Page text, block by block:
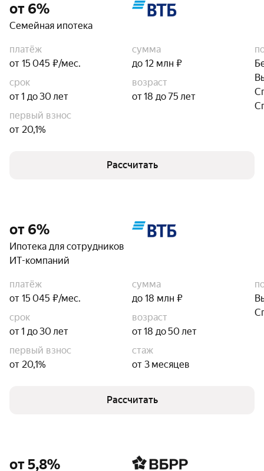
от 6%
Семейная ипотека
платёж
от 15 045 ₽/мес.
сумма
до 12 млн ₽
срок
от 1 до 30 лет
возраст
от 18 до 75 лет
первый взнос
от 20,1%
Рассчитать
от 6%
Ипотека для сотрудников
ИТ-компаний
платёж
от 15 045 ₽/мес.
сумма
до 18 млн ₽
срок
от 1 до 30 лет
возраст
от 18 до 50 лет
первый взнос
от 20,1%
стаж
от 3 месяцев
Рассчитать
от 5,8%